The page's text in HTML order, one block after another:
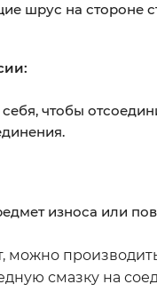
шрус на стороне
чтобы
износа или
можно
смазку на